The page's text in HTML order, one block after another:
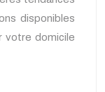
disponibles
votre domicile